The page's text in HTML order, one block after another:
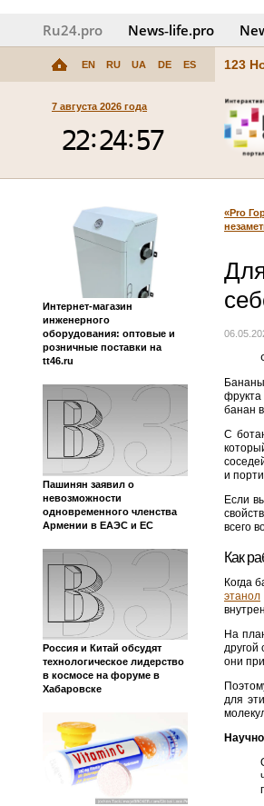
Ru24.pro News‑life.pro
EN RU UA DE ES 123
7 августа 2026 года
Интернет-магазин
инженерного
оборудования: оптовые и
розничные поставки на
tt46.ru
Пашинян заявил о
невозможности
одновременного членства
Армении в ЕАЭС и ЕС
Россия и Китай обсудят
технологическое лидерство
в космосе на форуме в
Хабаровске
«Pro
фрукта
банан
С
и
Если
всего
Как
Когда
этанол
На
другой
они
для